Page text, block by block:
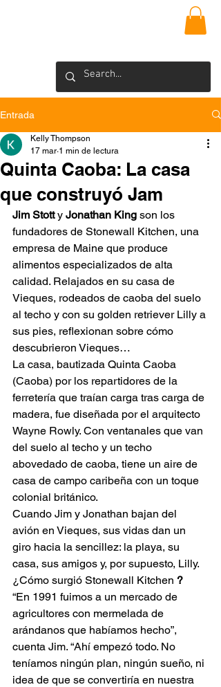
Entrada
Quinta Caoba: La casa
que construyó Jam
Kelly Thompson
17 mar 1 min de lectura
Jim Stott y Jonathan King son los
fundadores de Stonewall Kitchen, una
empresa de Maine que produce
alimentos especializados de alta
calidad. Relajados en su casa de
Vieques, rodeados de caoba del suelo
al techo y con su golden retriever Lilly a
sus pies, reflexionan sobre cómo
descubrieron Vieques…
La casa, bautizada Quinta Caoba
(Caoba) por los repartidores de la
ferretería que traían carga tras carga de
madera, fue diseñada por el arquitecto
Wayne Rowly. Con ventanales que van
del suelo al techo y un techo
abovedado de caoba, tiene un aire de
casa de campo caribeña con un toque
colonial británico.
Cuando Jim y Jonathan bajan del
avión en Vieques, sus vidas dan un
giro hacia la sencillez: la playa, su
casa, sus amigos y, por supuesto, Lilly.
¿Cómo surgió Stonewall Kitchen ?
“En 1991 fuimos a un mercado de
agricultores con mermelada de
arándanos que habíamos hecho”,
cuenta Jim. “Ahí empezó todo. No
teníamos ningún plan, ningún sueño, ni
idea de que se convertiría en nuestra